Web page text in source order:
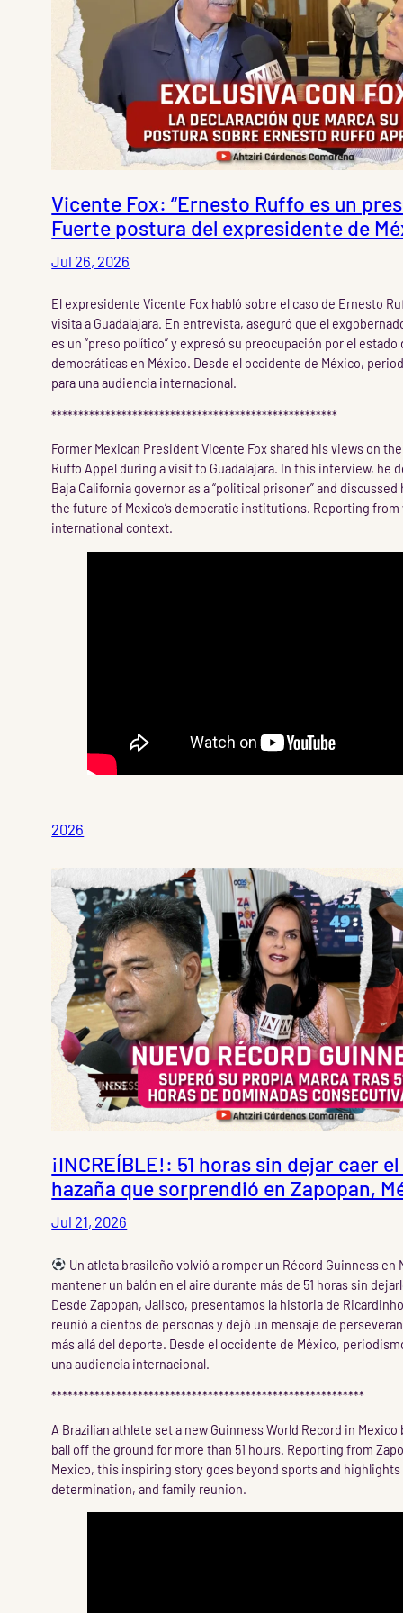
Vicente Fox: “Ernesto Ruffo es un
Fuerte postura del expresidente de
Jul 26, 2026
El expresidente Vicente Fox habló sobre el caso de Ernesto
visita a Guadalajara. En entrevista, aseguró que el
es un “preso político” y expresó su preocupación por el
democráticas en México. Desde el occidente de México,
para una audiencia internacional.
*****************************************************
Former Mexican President Vicente Fox shared his views on
Ruffo Appel during a visit to Guadalajara. In this interview, he
Baja California governor as a “political prisoner” and
the future of Mexico’s democratic institutions. Reporting
international context.
2026
¡INCREÍBLE!: 51 horas sin dejar caer
hazaña que sorprendió en Zapopan,
Jul 21, 2026
Un atleta brasileño volvió a romper un Récord Guinness en
mantener un balón en el aire durante más de 51 horas sin
Desde Zapopan, Jalisco, presentamos la historia de
reunió a cientos de personas y dejó un mensaje de
más allá del deporte. Desde el occidente de México,
una audiencia internacional.
**********************************************************
A Brazilian athlete set a new Guinness World Record in
ball off the ground for more than 51 hours. Reporting from
Mexico, this inspiring story goes beyond sports and
determination, and family reunion.